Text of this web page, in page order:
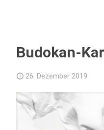
Budokan-
26. Dezember 2019